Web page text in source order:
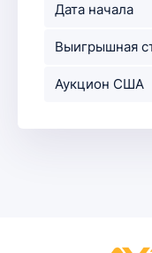
Дата начала
аукциона
Выигрышная
Аукцион США